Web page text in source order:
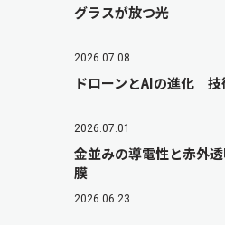
グラスが放つ光
2026.07.08
ドローンとAIの進化 技
2026.07.01
金並みの導電性と赤外
膜
2026.06.23